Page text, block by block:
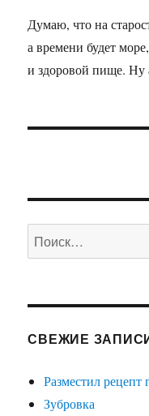
Думаю, что на
а времени будет
и здоровой пище. Ну
Искать:
СВЕЖИЕ
Разместил рецепт
Зубровка